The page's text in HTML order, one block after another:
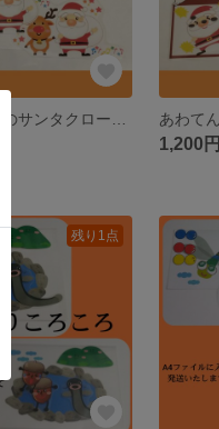
1,200円
残り1点